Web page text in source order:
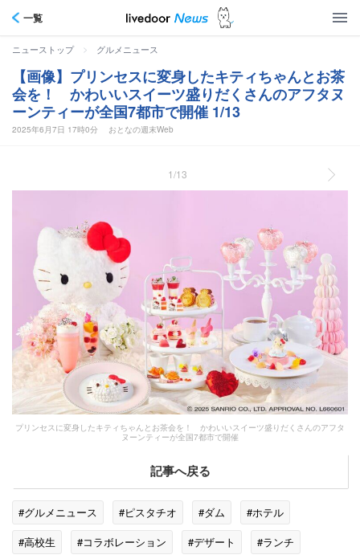
一覧
ニューストップ > グルメニュース
【画像】プリンセスに変身したキティちゃんとお茶
会を！ かわいいスイーツ盛りだくさんのアフタヌ
ーンティーが全国7都市で開催 1/13
2025年6月7日 17時0分 おとなの週末Web
1/13
プリンセスに変身したキティちゃんとお茶会を！ かわいいスイーツ盛りだくさんのアフタ
ヌーンティーが全国7都市で開催
記事へ戻る
#グルメニュース #ピスタチオ #ダム
#ホテル
#高校生
#コラボレーション #デザート
#ランチ